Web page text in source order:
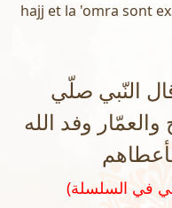
hajj et la 'omra sont
النّبي صلّي
وفد الله
(رواه البزار و صححه الشيخ الألباني في السلسلة